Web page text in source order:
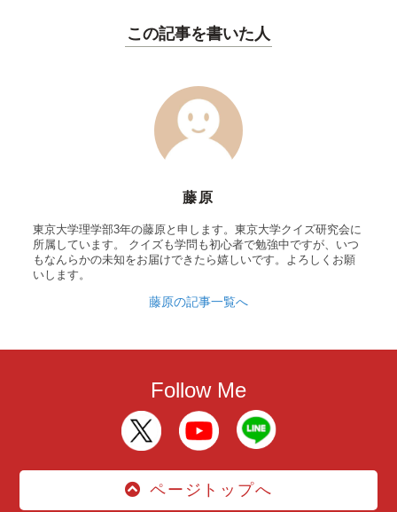
この記事を書いた人
藤原
東京大学理学部3年の藤原と申します。東京大学クイズ研究会に
所属しています。 クイズも学問も初心者で勉強中ですが、いつ
もなんらかの未知をお届けできたら嬉しいです。よろしくお願
いします。
藤原の記事一覧へ
Follow Me
ページトップへ